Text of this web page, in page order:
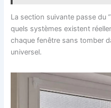
La section suivante passe du
quels systèmes existent
chaque fenêtre sans tomber
universel.